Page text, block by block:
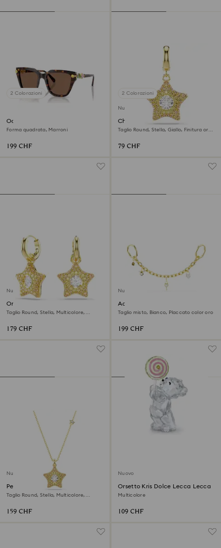
2 Colorazioni
Occhiali da sole
Forma quadrata, Marroni
199 CHF
2 Colorazioni
Nuovo
Charm Sublima
Taglio Round, Stella, Giallo, Finitura oro
79 CHF
Nuovo
Orecchini pendenti Sublima
Taglio Round, Stella, Multicolore,
179 CHF
Nuovo
Accessorio per borse
Taglio misto, Bianco, Placcato color oro
199 CHF
Nuovo
Pendente Sublima
Taglio Round, Stella, Multicolore,
159 CHF
Nuovo
Orsetto Kris Dolce Lecca Lecca
Multicolore
109 CHF